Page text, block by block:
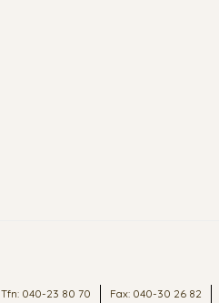
Tfn: 040-23 80 70 Fax: 040-30 26 82